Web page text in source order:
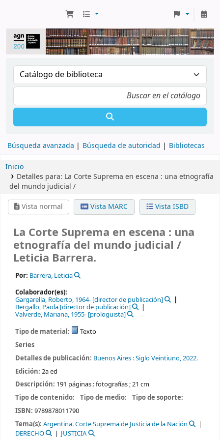
Búsqueda avanzada Búsqueda de autoridad Bibliotecas
Inicio
Detalles para: La Corte Suprema en escena : una etnografía
del mundo judicial /
Vista normal
Vista MARC Vista ISBD
La Corte Suprema en escena : una
etnografía del mundo judicial /
Leticia Barrera.
Por: Barrera, Leticia
Colaborador(es):
Gargarella, Roberto, 1964-[director de publicación]
Bergallo, Paola[director de publicación]
Valverde, Mariana, 1955-[prologuista]
Tipo de material:
Texto
Series
Detalles de publicación: Buenos Aires :Siglo Veintiuno,2022.
Edición: 2a ed
Descripción: 191 páginas : fotografías ; 21 cm
Tipo de contenido:
Tipo de medio:
Tipo de soporte:
ISBN: 9789878011790
Tema(s): Argentina. Corte Suprema de Justicia de la Nación
DERECHO
JUSTICIA